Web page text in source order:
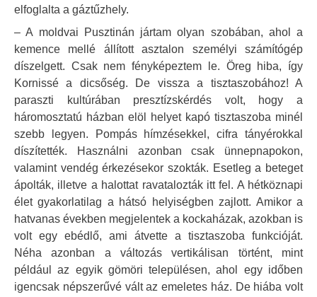
elfoglalta a gáztűzhely.
– A moldvai Pusztinán jártam olyan szobában, ahol a
kemence mellé állított asztalon személyi számítógép
díszelgett. Csak nem fényképeztem le. Öreg hiba, így
Kornissé a dicsőség. De vissza a tisztaszobához! A
paraszti kultúrában presztízskérdés volt, hogy a
háromosztatú házban elöl helyet kapó tisztaszoba minél
szebb legyen. Pompás hímzésekkel, cifra tányérokkal
díszítették. Használni azonban csak ünnepnapokon,
valamint vendég érkezésekor szokták. Esetleg a beteget
ápolták, illetve a halottat ravatalozták itt fel. A hétköznapi
élet gyakorlatilag a hátsó helyiségben zajlott. Amikor a
hatvanas években megjelentek a kockaházak, azokban is
volt egy ebédlő, ami átvette a tisztaszoba funkcióját.
Néha azonban a változás vertikálisan történt, mint
például az egyik gömöri településen, ahol egy időben
igencsak népszerűvé vált az emeletes ház. De hiába volt